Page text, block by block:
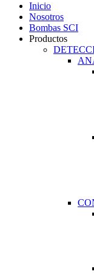
Inicio
Nosotros
Bombas SCI
Productos